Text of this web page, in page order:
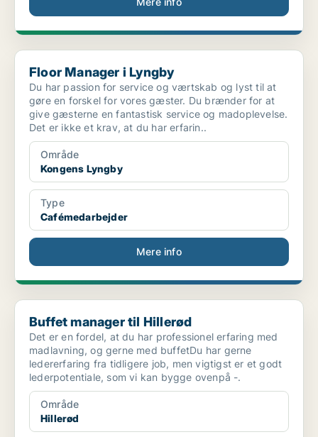
Floor Manager i Lyngby
Floor Manager i Lyngby
Du har passion for service og værtskab og lyst til at
gøre en forskel for vores gæster. Du brænder for at
give gæsterne en fantastisk service og madoplevelse.
Det er ikke et krav, at du har erfarin..
Område
Kongens Lyngby
Type
Cafémedarbejder
Mere info
Buffet manager til Hillerød
Buffet manager til Hillerød
Det er en fordel, at du har professionel erfaring med
madlavning, og gerne med buffetDu har gerne
ledererfaring fra tidligere job, men vigtigst er et godt
lederpotentiale, som vi kan bygge ovenpå -.
Område
Hillerød